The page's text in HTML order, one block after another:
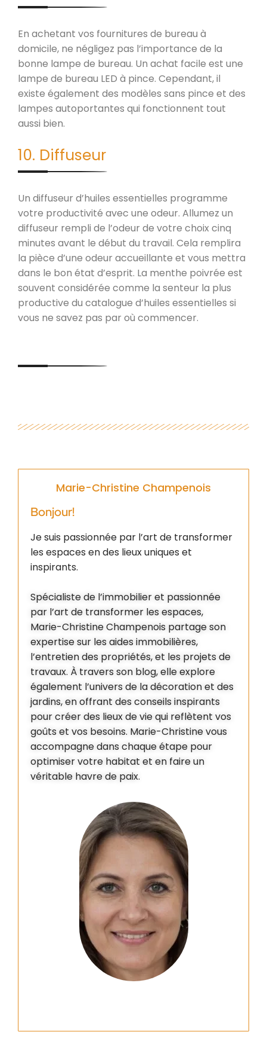
En achetant vos fournitures de bureau à
domicile, ne négligez pas l’importance de la
bonne lampe de bureau. Un achat facile est une
lampe de bureau LED à pince. Cependant, il
existe également des modèles sans pince et des
lampes autoportantes qui fonctionnent tout
aussi bien.
10. Diffuseur
Un diffuseur d’huiles essentielles programme
votre productivité avec une odeur. Allumez un
diffuseur rempli de l’odeur de votre choix cinq
minutes avant le début du travail. Cela remplira
la pièce d’une odeur accueillante et vous mettra
dans le bon état d’esprit. La menthe poivrée est
souvent considérée comme la senteur la plus
productive du catalogue d’huiles essentielles si
vous ne savez pas par où commencer.
Marie-Christine Champenois
Bonjour!
Je suis passionnée par l’art de transformer
les espaces en des lieux uniques et
inspirants.
Spécialiste de l’immobilier et passionnée
par l’art de transformer les espaces,
Marie-Christine Champenois partage son
expertise sur les aides immobilières,
l’entretien des propriétés, et les projets de
travaux. À travers son blog, elle explore
également l’univers de la décoration et des
jardins, en offrant des conseils inspirants
pour créer des lieux de vie qui reflètent vos
goûts et vos besoins. Marie-Christine vous
accompagne dans chaque étape pour
optimiser votre habitat et en faire un
véritable havre de paix.